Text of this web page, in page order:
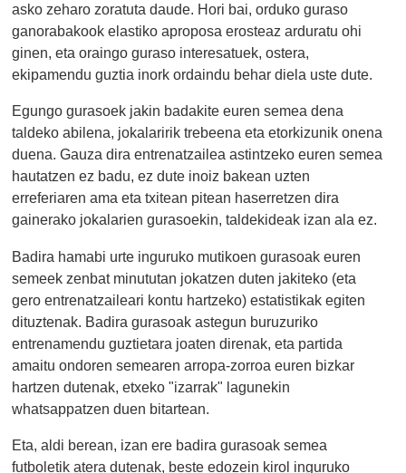
asko zeharo zoratuta daude. Hori bai, orduko guraso
ganorabakook elastiko aproposa erosteaz arduratu ohi
ginen, eta oraingo guraso interesatuek, ostera,
ekipamendu guztia inork ordaindu behar diela uste dute.
Egungo gurasoek jakin badakite euren semea dena
taldeko abilena, jokalaririk trebeena eta etorkizunik onena
duena. Gauza dira entrenatzailea astintzeko euren semea
hautatzen ez badu, ez dute inoiz bakean uzten
erreferiaren ama eta txitean pitean haserretzen dira
gainerako jokalarien gurasoekin, taldekideak izan ala ez.
Badira hamabi urte inguruko mutikoen gurasoak euren
semeek zenbat minututan jokatzen duten jakiteko (eta
gero entrenatzaileari kontu hartzeko) estatistikak egiten
dituztenak. Badira gurasoak astegun buruzuriko
entrenamendu guztietara joaten direnak, eta partida
amaitu ondoren semearen arropa-zorroa euren bizkar
hartzen dutenak, etxeko "izarrak" lagunekin
whatsappatzen duen bitartean.
Eta, aldi berean, izan ere badira gurasoak semea
futboletik atera dutenak, beste edozein kirol inguruko